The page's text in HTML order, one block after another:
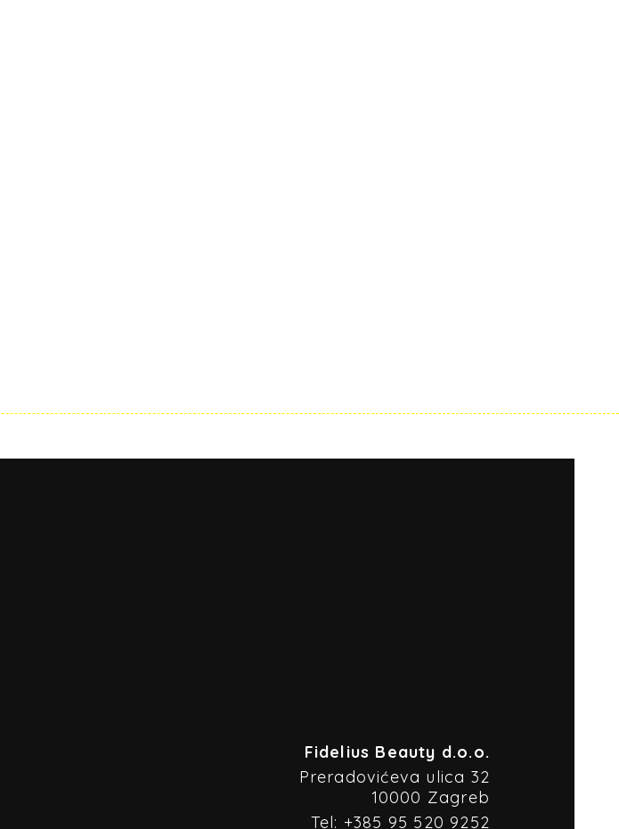
Fidelius Beauty d.o.o.
Preradovićeva ulica 32
10000 Zagreb
Tel: +385 95 520 9252